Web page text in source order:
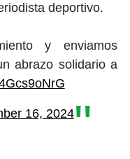
deportivo.
y enviamos
abrazo solidario a
16, 2024